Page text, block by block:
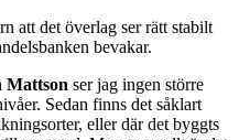
att det överlag ser rätt stabilt
bevakar.
Mattson ser jag ingen större
Sedan finns det såklart
eller där det byggts